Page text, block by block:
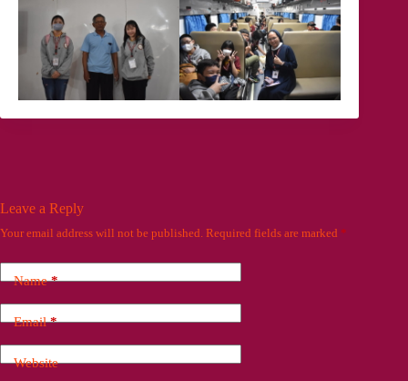
Leave a Reply
Your email address will not be published. Required fields are marked *
Name*
Email*
Website